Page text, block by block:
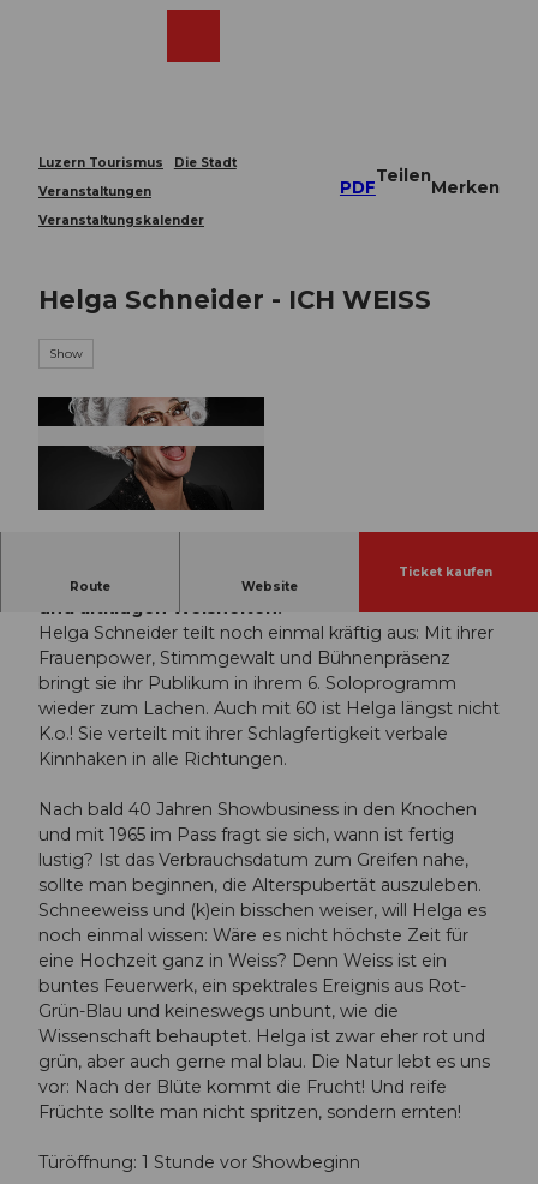
Luzern Tourismus
Die Stadt
Veranstaltungen
Veranstaltungskalender
PDF
Teilen
Merken
Helga Schneider - ICH WEISS
Show
Route Website
Ticket kaufen
Comedy ganz in Weiss – mit schwarzem Humor
und altklugen Weisheiten.
Helga Schneider teilt noch einmal kräftig aus: Mit ihrer
Frauenpower, Stimmgewalt und Bühnenpräsenz
bringt sie ihr Publikum in ihrem 6. Soloprogramm
wieder zum Lachen. Auch mit 60 ist Helga längst nicht
K.o.! Sie verteilt mit ihrer Schlagfertigkeit verbale
Kinnhaken in alle Richtungen.
Nach bald 40 Jahren Showbusiness in den Knochen
und mit 1965 im Pass fragt sie sich, wann ist fertig
lustig? Ist das Verbrauchsdatum zum Greifen nahe,
sollte man beginnen, die Alterspubertät auszuleben.
Schneeweiss und (k)ein bisschen weiser, will Helga es
noch einmal wissen: Wäre es nicht höchste Zeit für
eine Hochzeit ganz in Weiss? Denn Weiss ist ein
buntes Feuerwerk, ein spektrales Ereignis aus Rot-
Grün-Blau und keineswegs unbunt, wie die
Wissenschaft behauptet. Helga ist zwar eher rot und
grün, aber auch gerne mal blau. Die Natur lebt es uns
vor: Nach der Blüte kommt die Frucht! Und reife
Früchte sollte man nicht spritzen, sondern ernten!
Türöffnung: 1 Stunde vor Showbeginn